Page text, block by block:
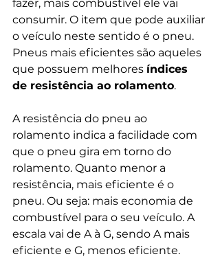
fazer, mais combustível ele vai
consumir. O item que pode auxiliar
o veículo neste sentido é o pneu.
Pneus mais eficientes são aqueles
que possuem melhores índices
de resistência ao rolamento.
A resistência do pneu ao
rolamento indica a facilidade com
que o pneu gira em torno do
rolamento. Quanto menor a
resistência, mais eficiente é o
pneu. Ou seja: mais economia de
combustível para o seu veículo. A
escala vai de A à G, sendo A mais
eficiente e G, menos eficiente.